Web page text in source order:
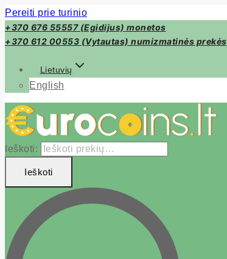
Pereiti prie turinio
+370 676 55557 (Egidijus) monetos
+370 612 00553 (Vytautas) numizmatinės prekės
Lietuvių
English
Ieškoti:
Ieškoti